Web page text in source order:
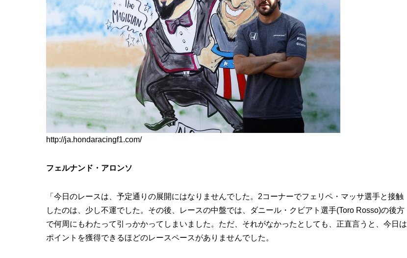
http://ja.hondaracingf1.com/
フェルナンド・アロンソ
「今日のレースは、予定通りの展開にはなりませんでした。2コーナーでフェリペ・マッサ選手と接触
したのは、少し不運でした。その後、レースの中盤では、ダニール・クビアト選手(Toro Rosso)の後方
で何周にもわたって引っかかってしまいました。ただ、それがなかったとしても、正直言うと、今日は
ポイントを獲得できるほどのレースペースがありませんでした。